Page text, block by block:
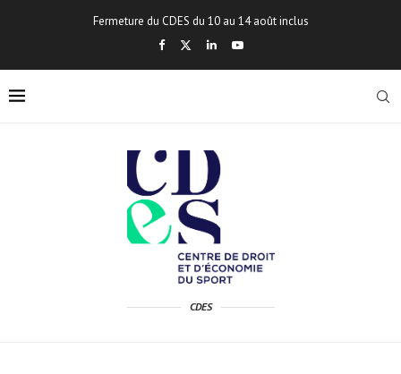
Fermeture du CDES du 10 au 14 août inclus
CDES